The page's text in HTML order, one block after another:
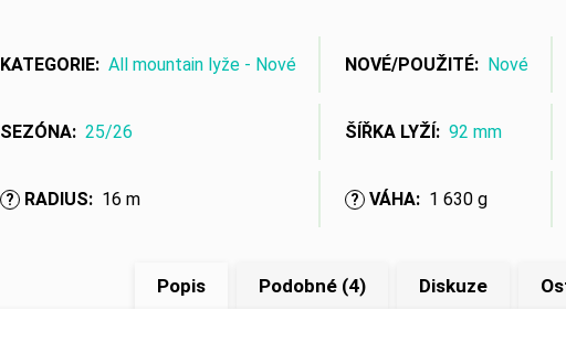
KATEGORIE: All mountain lyže - Nové NOVÉ/POUŽITÉ: Nové
SEZÓNA: 25/26 ŠÍŘKA LYŽÍ: 92 mm
? RADIUS: 16 m ? VÁHA: 1 630 g
Popis Podobné (4) Diskuze